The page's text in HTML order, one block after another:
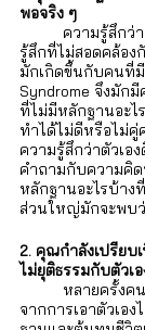
พอจริง ๆ
ความรู้สึกว่
รู้สึกที่ไม่สอดคล้อง
มักเกิดขึ้นกับคนที่
Syndrome จึงมัก
ที่ไม่มีหลักฐานอะไ
ทำได้ไม่ดีหรือไม่
ความรู้สึกว่าตัวเอ
คำถามกับความคิ
หลักฐานอะไรบ้าง
ส่วนใหญ่มักจะพบว่
2. คุณกำลังเปรียบ
ไม่ยุติธรรมกับตัวเ
หลายครั้งค
จากการเอาตัวเอ